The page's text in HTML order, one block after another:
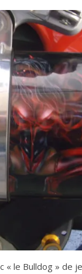
« le Bulldog » de